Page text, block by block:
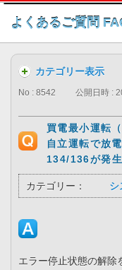
よくあるご質問
カテゴリー表示
No : 8542 公開日時 :
買電最小運転
自立運転で放
134/136が発生
カテゴリー： シ
エラー停止状態の解除